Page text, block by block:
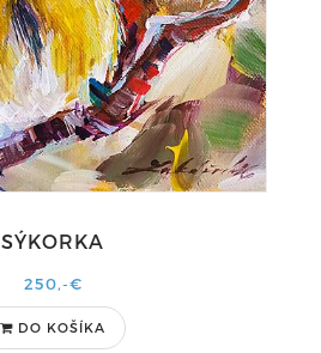
SÝKORKA
250,-€
DO KOŠÍKA